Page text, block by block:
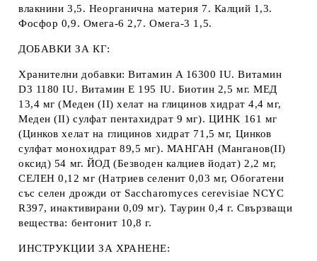
влакнини 3,5. Неорганична материя 7. Калций 1,3.
Фосфор 0,9. Омега-6 2,7. Омега-3 1,5.
ДОБАВКИ ЗА КГ:
Хранителни добавки: Витамин A 16300 IU. Витамин
D3 1180 IU. Витамин E 195 IU. Биотин 2,5 мг. МЕД
13,4 мг (Меден (II) хелат на глицинов хидрат 4,4 мг,
Mеден (II) сулфат пентахидрат 9 мг). ЦИНК 161 мг
(Цинков хелат на глицинов хидрат 71,5 мг, Цинков
сулфат монохидрат 89,5 мг). МАНГАН (Манганов(II)
оксид) 54 мг. ЙОД (Безводен калциев йодат) 2,2 мг,
СЕЛЕН 0,12 мг (Натриев селенит 0,03 мг, Обогатени
със селен дрожди от Saccharomyces cerevisiae NCYC
R397, инактивирани 0,09 мг). Таурин 0,4 г. Свързващи
вещества: бентонит 10,8 г.
ИНСТРУКЦИИ ЗА ХРАНЕНЕ: